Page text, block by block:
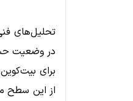
در وضعیت